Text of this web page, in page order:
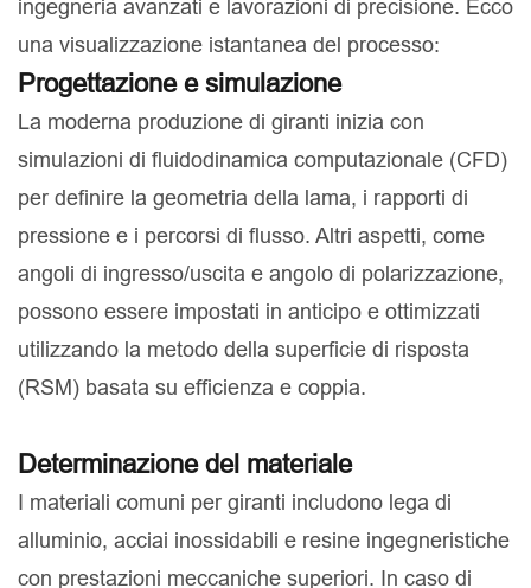
ingegneria avanzati e lavorazioni di precisione. Ecco
una visualizzazione istantanea del processo:
Progettazione e simulazione
La moderna produzione di giranti inizia con
simulazioni di fluidodinamica computazionale (CFD)
per definire la geometria della lama, i rapporti di
pressione e i percorsi di flusso. Altri aspetti, come
angoli di ingresso/uscita e angolo di polarizzazione,
possono essere impostati in anticipo e ottimizzati
utilizzando la metodo della superficie di risposta
(RSM) basata su efficienza e coppia.
Determinazione del materiale
I materiali comuni per giranti includono lega di
alluminio, acciai inossidabili e resine ingegneristiche
con prestazioni meccaniche superiori. In caso di